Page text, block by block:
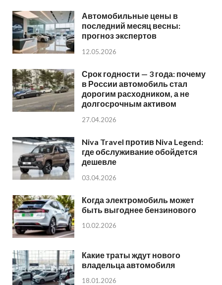
Автомобильные цены в
последний месяц весны:
прогноз экспертов
12.05.2026
Срок годности — 3 года: почему
в России автомобиль стал
дорогим расходником, а не
долгосрочным активом
27.04.2026
Niva Travel против Niva Legend:
где обслуживание обойдется
дешевле
03.04.2026
Когда электромобиль может
быть выгоднее бензинового
10.02.2026
Какие траты ждут нового
владельца автомобиля
18.01.2026